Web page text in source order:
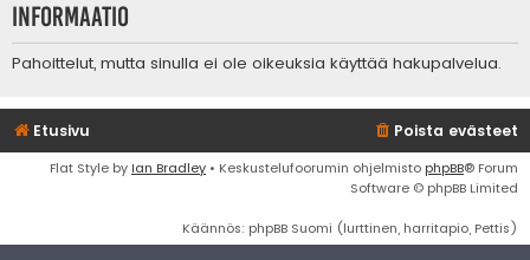
Informaatio
Pahoittelut, mutta sinulla ei ole oikeuksia käyttää hakupalvelua.
Etusivu Poista evästeet
Flat Style by Ian Bradley • Keskustelufoorumin ohjelmisto phpBB® Forum
Software © phpBB Limited
Käännös: phpBB Suomi (lurttinen, harritapio, Pettis)